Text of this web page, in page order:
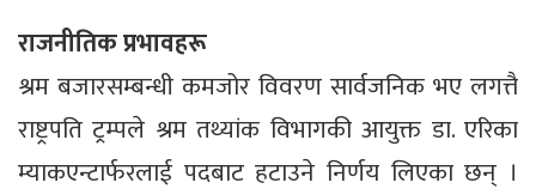
राजनीतिक प्रभावहरू
श्रम बजारसम्बन्धी कमजोर विवरण सार्वजनिक भए लगत्तै
राष्ट्रपति ट्रम्पले श्रम तथ्यांक विभागकी आयुक्त डा. एरिका
म्याकएन्टार्फरलाई पदबाट हटाउने निर्णय लिएका छन् ।